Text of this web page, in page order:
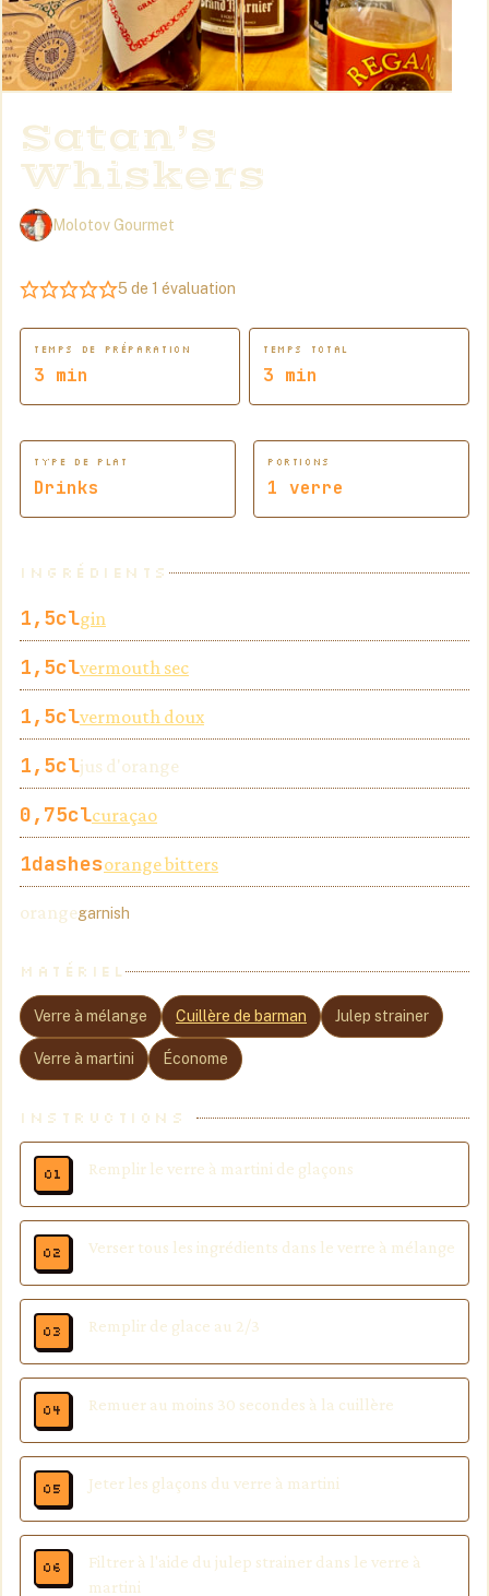
Satan’s
Whiskers
Molotov Gourmet
5 de 1 évaluation
TEMPS DE PRÉPARATION
3 minutes
min
TEMPS TOTAL
3 minutes
min
TYPE DE PLAT
Drinks
PORTIONS
1 verre
INGRÉDIENTS
1,5clgin
1,5clvermouth sec
1,5clvermouth doux
1,5cljus d'orange
0,75clcuraçao
1dashesorange bitters
orangegarnish
MATÉRIEL
Verre à mélange Cuillère de barman Julep strainer
Verre à martini Économe
INSTRUCTIONS
Remplir le verre à martini de glaçons
Verser tous les ingrédients dans le verre à mélange
Remplir de glace au 2/3
Remuer au moins 30 secondes à la cuillère
Jeter les glaçons du verre à martini
Filtrer à l'aide du julep strainer dans le verre à
martini